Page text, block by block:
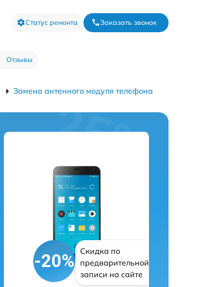
Статус ремонта Заказать звонок
Отзывы
Замена антенного модуля телефона
-20%
Скидка по
предварительной
записи на сайте